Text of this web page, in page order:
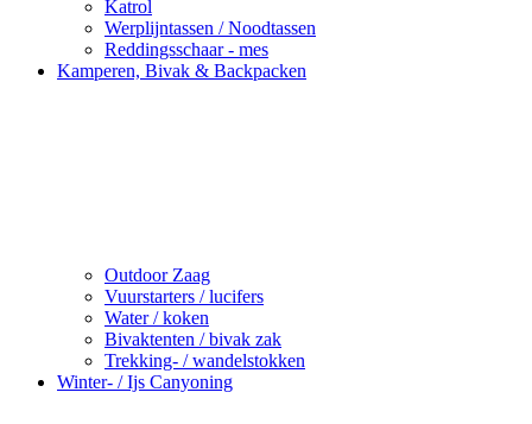
Katrol
Werplijntassen / Noodtassen
Reddingsschaar - mes
Kamperen, Bivak & Backpacken
Outdoor Zaag
Vuurstarters / lucifers
Water / koken
Bivaktenten / bivak zak
Trekking- / wandelstokken
Winter- / Ijs Canyoning